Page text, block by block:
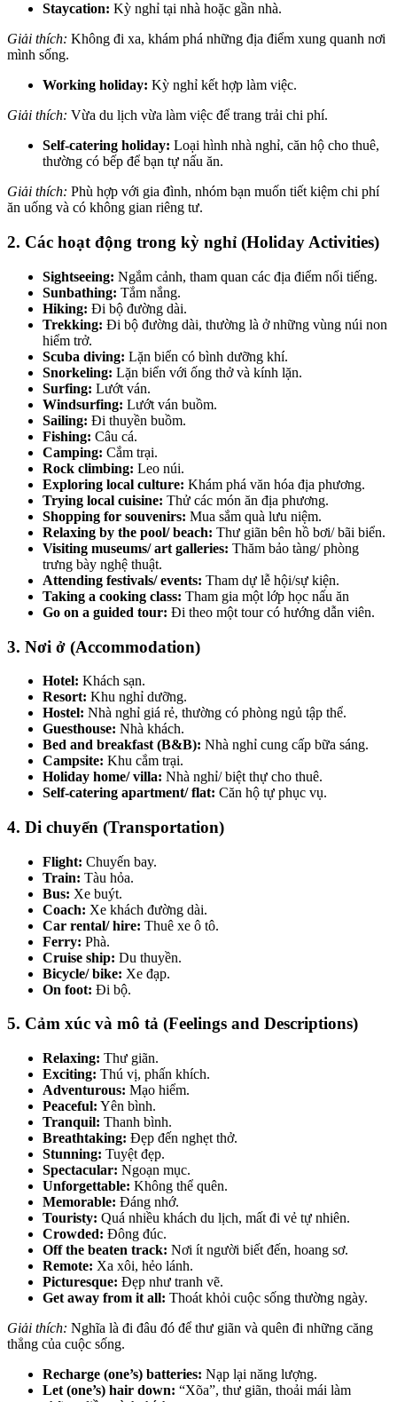
Staycation: Kỳ nghỉ tại nhà hoặc gần nhà.
Giải thích: Không đi xa, khám phá những địa điểm xung quanh nơi
mình sống.
Working holiday: Kỳ nghỉ kết hợp làm việc.
Giải thích: Vừa du lịch vừa làm việc để trang trải chi phí.
Self-catering holiday: Loại hình nhà nghỉ, căn hộ cho thuê,
thường có bếp để bạn tự nấu ăn.
Giải thích: Phù hợp với gia đình, nhóm bạn muốn tiết kiệm chi phí
ăn uống và có không gian riêng tư.
2. Các hoạt động trong kỳ nghỉ (Holiday Activities)
Sightseeing: Ngắm cảnh, tham quan các địa điểm nổi tiếng.
Sunbathing: Tắm nắng.
Hiking: Đi bộ đường dài.
Trekking: Đi bộ đường dài, thường là ở những vùng núi non
hiểm trở.
Scuba diving: Lặn biển có bình dưỡng khí.
Snorkeling: Lặn biển với ống thở và kính lặn.
Surfing: Lướt ván.
Windsurfing: Lướt ván buồm.
Sailing: Đi thuyền buồm.
Fishing: Câu cá.
Camping: Cắm trại.
Rock climbing: Leo núi.
Exploring local culture: Khám phá văn hóa địa phương.
Trying local cuisine: Thử các món ăn địa phương.
Shopping for souvenirs: Mua sắm quà lưu niệm.
Relaxing by the pool/ beach: Thư giãn bên hồ bơi/ bãi biển.
Visiting museums/ art galleries: Thăm bảo tàng/ phòng
trưng bày nghệ thuật.
Attending festivals/ events: Tham dự lễ hội/sự kiện.
Taking a cooking class: Tham gia một lớp học nấu ăn
Go on a guided tour: Đi theo một tour có hướng dẫn viên.
3. Nơi ở (Accommodation)
Hotel: Khách sạn.
Resort: Khu nghỉ dưỡng.
Hostel: Nhà nghỉ giá rẻ, thường có phòng ngủ tập thể.
Guesthouse: Nhà khách.
Bed and breakfast (B&B): Nhà nghỉ cung cấp bữa sáng.
Campsite: Khu cắm trại.
Holiday home/ villa: Nhà nghỉ/ biệt thự cho thuê.
Self-catering apartment/ flat: Căn hộ tự phục vụ.
4. Di chuyển (Transportation)
Flight: Chuyến bay.
Train: Tàu hỏa.
Bus: Xe buýt.
Coach: Xe khách đường dài.
Car rental/ hire: Thuê xe ô tô.
Ferry: Phà.
Cruise ship: Du thuyền.
Bicycle/ bike: Xe đạp.
On foot: Đi bộ.
5. Cảm xúc và mô tả (Feelings and Descriptions)
Relaxing: Thư giãn.
Exciting: Thú vị, phấn khích.
Adventurous: Mạo hiểm.
Peaceful: Yên bình.
Tranquil: Thanh bình.
Breathtaking: Đẹp đến nghẹt thở.
Stunning: Tuyệt đẹp.
Spectacular: Ngoạn mục.
Unforgettable: Không thể quên.
Memorable: Đáng nhớ.
Touristy: Quá nhiều khách du lịch, mất đi vẻ tự nhiên.
Crowded: Đông đúc.
Off the beaten track: Nơi ít người biết đến, hoang sơ.
Remote: Xa xôi, hẻo lánh.
Picturesque: Đẹp như tranh vẽ.
Get away from it all: Thoát khỏi cuộc sống thường ngày.
Giải thích: Nghĩa là đi đâu đó để thư giãn và quên đi những căng
thẳng của cuộc sống.
Recharge (one’s) batteries: Nạp lại năng lượng.
Let (one’s) hair down: “Xõa”, thư giãn, thoải mái làm